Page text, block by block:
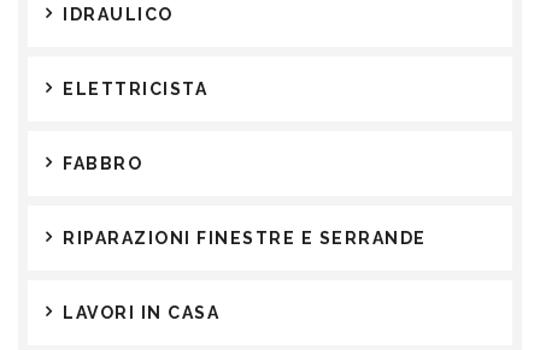
IDRAULICO
ELETTRICISTA
FABBRO
RIPARAZIONI FINESTRE E SERRANDE
LAVORI IN CASA